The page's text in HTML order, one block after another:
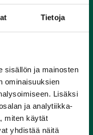
Tietoja
sisällön ja mainosten
ominaisuuksien
Lisäksi
ja analytiikka-
miten käytät
yhdistää näitä